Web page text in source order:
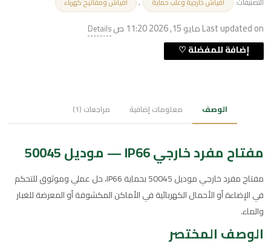
Last updated on مايو 15, 2026 11:20 ص Details
الوصف معلومات إضافية مراجعات (1)
مفتاح مفرد خارجي IP66 — موديل 50045
مفتاح مفرد خارجي موديل 50045 بحماية IP66، حل عملي وموثوق للتحكم
في الإضاءة أو الأحمال الكهربائية في الأماكن المكشوفة أو المعرضة للغبار
والماء.
الوصف المختصر